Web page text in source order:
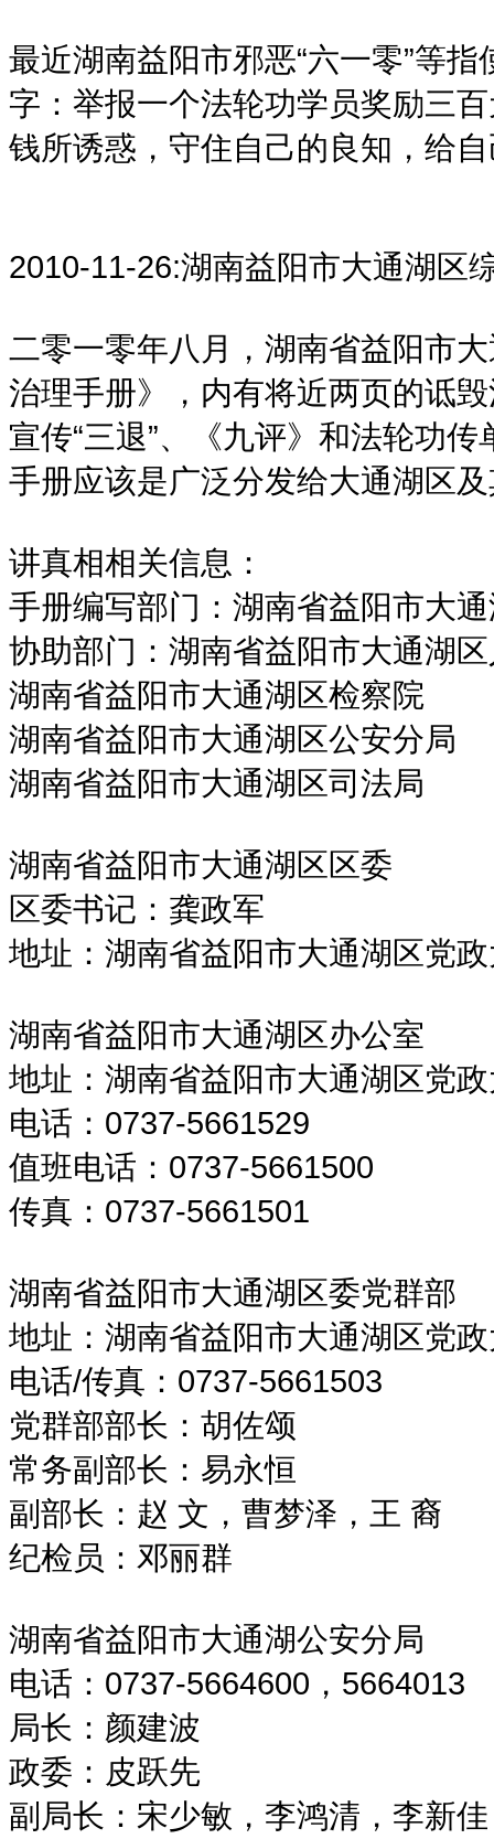
最近湖南益阳市邪恶“六一零”等
字：举报一个法轮功学员奖励三
钱所诱惑，守住自己的良知，给
2010-11-26:湖南益阳市大通湖区
二零一零年八月，湖南省益阳市
治理手册》，内有将近两页的诋
宣传“三退”、《九评》和法轮功
手册应该是广泛分发给大通湖区
讲真相相关信息：
手册编写部门：湖南省益阳市大
协助部门：湖南省益阳市大通湖
湖南省益阳市大通湖区检察院
湖南省益阳市大通湖区公安分局
湖南省益阳市大通湖区司法局
湖南省益阳市大通湖区区委
区委书记：龚政军
地址：湖南省益阳市大通湖区党
湖南省益阳市大通湖区办公室
地址：湖南省益阳市大通湖区党
电话：0737-5661529
值班电话：0737-5661500
传真：0737-5661501
湖南省益阳市大通湖区委党群部
地址：湖南省益阳市大通湖区党
电话/传真：0737-5661503
党群部部长：胡佐颂
常务副部长：易永恒
副部长：赵 文，曹梦泽，王 裔
纪检员：邓丽群
湖南省益阳市大通湖公安分局
电话：0737-5664600，5664013
局长：颜建波
政委：皮跃先
副局长：宋少敏，李鸿清，李新